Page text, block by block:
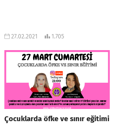
27.02.2021 1.705
Çocuklarda öfke ve sınır eğitimi